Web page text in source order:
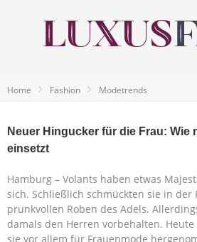
Home Fashion Modetrends
Neuer Hingucker für die Frau: Wie
einsetzt
Hamburg – Volants haben etwas
sich. Schließlich schmückten sie in der
prunkvollen Roben des Adels.
damals den Herren vorbehalten.
sie vor allem für Frauenmode